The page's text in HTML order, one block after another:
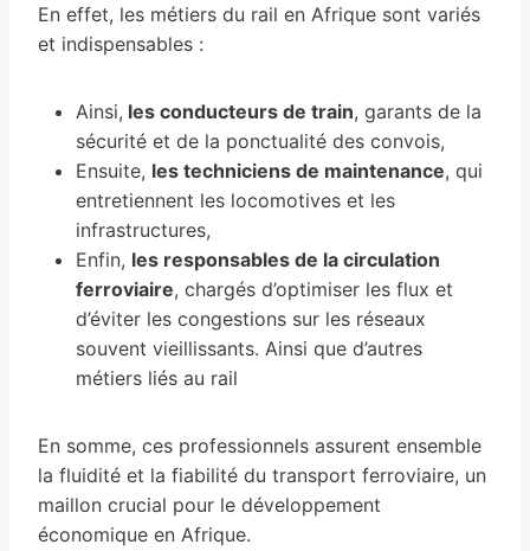
En effet, les métiers du rail en Afrique sont variés
et indispensables :
Ainsi, les conducteurs de train, garants de la
sécurité et de la ponctualité des convois,
Ensuite, les techniciens de maintenance, qui
entretiennent les locomotives et les
infrastructures,
Enfin, les responsables de la circulation
ferroviaire, chargés d’optimiser les flux et
d’éviter les congestions sur les réseaux
souvent vieillissants. Ainsi que d’autres
métiers liés au rail
En somme, ces professionnels assurent ensemble
la fluidité et la fiabilité du transport ferroviaire, un
maillon crucial pour le développement
économique en Afrique.